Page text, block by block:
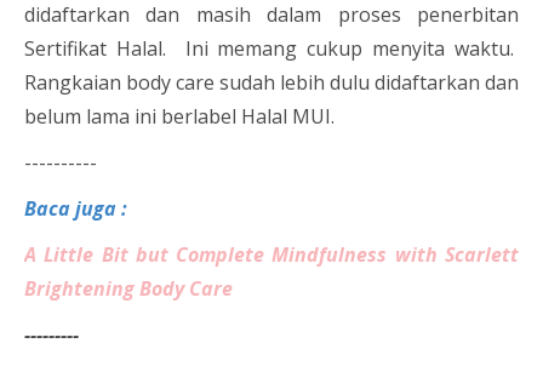
didaftarkan dan masih dalam proses penerbitan
Sertifikat Halal. Ini memang cukup menyita waktu.
Rangkaian body care sudah lebih dulu didaftarkan dan
belum lama ini berlabel Halal MUI.
----------
Baca juga :
A Little Bit but Complete Mindfulness with Scarlett
Brightening Body Care
---------